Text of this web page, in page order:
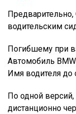
водительским
Погибшему при
Автомобиль
Имя водителя до
По одной
дистанционно